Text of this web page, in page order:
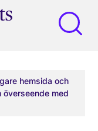
hemsida och
överseende med